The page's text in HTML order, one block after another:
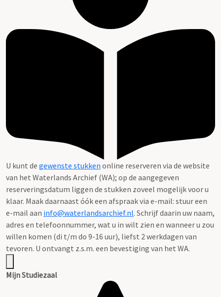
U kunt de gewenste stukken online reserveren via de website
van het Waterlands Archief (WA); op de aangegeven
reserveringsdatum liggen de stukken zoveel mogelijk voor u
klaar. Maak daarnaast óók een afspraak via e-mail: stuur een
e-mail aan info@waterlandsarchief.nl. Schrijf daarin uw naam,
adres en telefoonnummer, wat u in wilt zien en wanneer u zou
willen komen (di t/m do 9-16 uur), liefst 2 werkdagen van
tevoren. U ontvangt z.s.m. een bevestiging van het WA.
Mijn Studiezaal